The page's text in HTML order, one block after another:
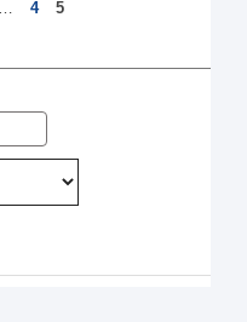
Seite
4 Seite
5